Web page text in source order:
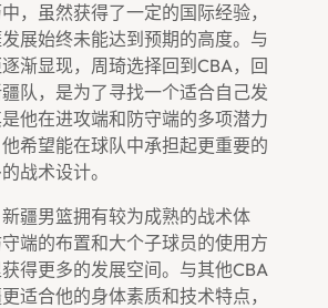
，虽然获得了一定的国际经验，
展始终未能达到预期的高度。与
渐显现，周琦选择回到CBA，回
队，是为了寻找一个适合自己发
他在进攻端和防守端的多项潜力
希望能在球队中承担起更重要的
战术设计。
疆男篮拥有较为成熟的战术体
端的布置和大个子球员的使用方
得更多的发展空间。与其他CBA
适合他的身体素质和技术特点，